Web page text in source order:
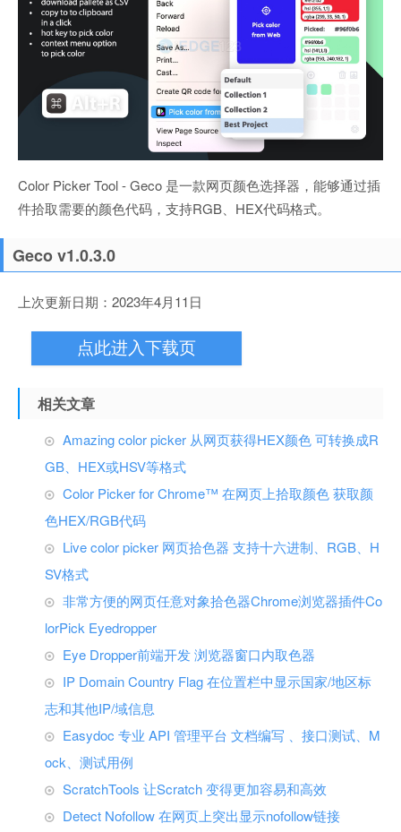
Color Picker Tool - Geco 是一款网页颜色选择器，能够通过插
件拾取需要的颜色代码，支持RGB、HEX代码格式。
Geco v1.0.3.0
上次更新日期：2023年4月11日
点此进入下载页
相关文章
Amazing color picker 从网页获得HEX颜色 可转换成R
GB、HEX或HSV等格式
Color Picker for Chrome™ 在网页上拾取颜色 获取颜
色HEX/RGB代码
Live color picker 网页拾色器 支持十六进制、RGB、H
SV格式
非常方便的网页任意对象拾色器Chrome浏览器插件Co
lorPick Eyedropper
Eye Dropper前端开发 浏览器窗口内取色器
IP Domain Country Flag 在位置栏中显示国家/地区标
志和其他IP/域信息
Easydoc 专业 API 管理平台 文档编写 、接口测试、M
ock、测试用例
ScratchTools 让Scratch 变得更加容易和高效
Detect Nofollow 在网页上突出显示nofollow链接